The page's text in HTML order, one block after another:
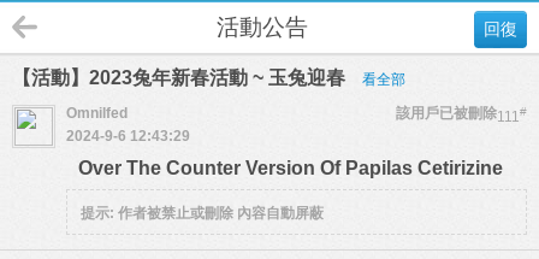
回復
活動公告
【活動】2023兔年新春活動 ~ 玉兔迎春 看全部
111#
Omnilfed
該用戶已被刪除
2024-9-6 12:43:29
Over The Counter Version Of Papilas Cetirizine
提示: 作者被禁止或刪除 內容自動屏蔽